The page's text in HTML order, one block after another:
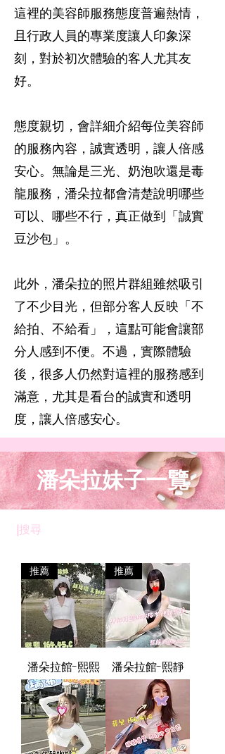
這裡的美容師服務態度普遍熱情，
且行政人員的專業度讓人印象深
刻，對於初次體驗的客人尤其友
好。
態度親切，會詳細介紹每位美容師
的服務內容，誠實透明，讓人倍感
安心。無論是三光、奶泡吹還是毒
龍服務，潘朵拉都會清楚說明哪些
可以、哪些不行，真正做到「誠實
豆沙包」。
此外，潘朵拉的照片群組雖然吸引
了不少目光，但部分客人反映「不
給拍、不給看」，這點可能會讓部
分人感到不便。不過，實際體驗
後，很多人仍然對這裡的服務感到
滿意，尤其是看台的誠實和透明
度，讓人倍感安心。
潘朵拉妹子一覽
搜尋
推薦
潘朵拉館-熙熙
推薦
潘朵拉館-熙靜